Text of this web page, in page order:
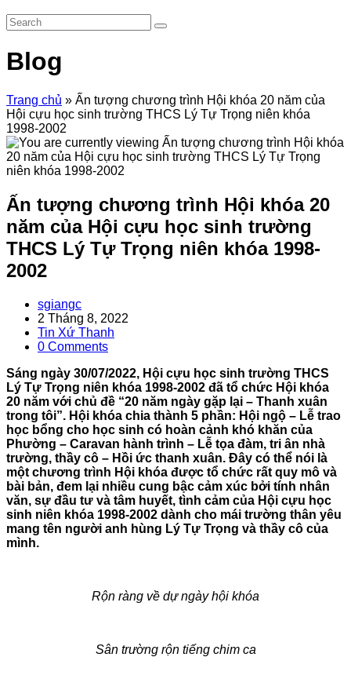
Blog
Trang chủ » Ấn tượng chương trình Hội khóa 20 năm của
Hội cựu học sinh trường THCS Lý Tự Trọng niên khóa
1998-2002
Ấn tượng chương trình Hội khóa 20
năm của Hội cựu học sinh trường
THCS Lý Tự Trọng niên khóa 1998-
2002
Post
author:
sgiangc
Post
published:
2 Tháng 8, 2022
Post
category:
Tin Xứ Thanh
Post
0 Comments
Sáng ngày 30/07/2022, Hội cựu học sinh trường THCS
Lý Tự Trọng niên khóa 1998-2002 đã tổ chức Hội khóa
20 năm với chủ đề “20 năm ngày gặp lại – Thanh xuân
trong tôi”. Hội khóa chia thành 5 phần: Hội ngộ – Lễ trao
học bổng cho học sinh có hoàn cảnh khó khăn của
Phường – Caravan hành trình – Lễ tọa đàm, tri ân nhà
trường, thầy cô – Hồi ức thanh xuân. Đây có thể nói là
một chương trình Hội khóa được tổ chức rất quy mô và
bài bản, đem lại nhiều cung bậc cảm xúc bởi tính nhân
văn, sự đầu tư và tâm huyết, tình cảm của Hội cựu học
sinh niên khóa 1998-2002 dành cho mái trường thân yêu
mang tên người anh hùng Lý Tự Trọng và thầy cô của
mình.
Rộn ràng về dự ngày hội khóa
Sân trường rộn tiếng chim ca